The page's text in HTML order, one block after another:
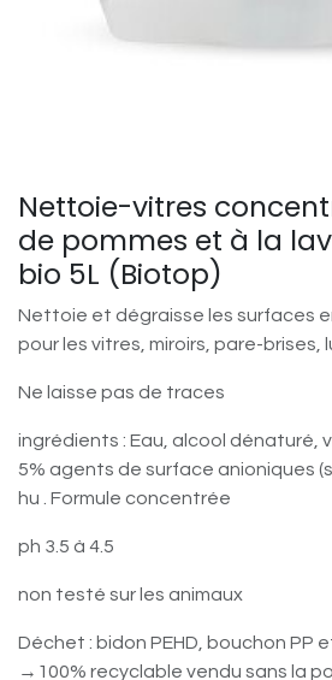
Nettoie-vitres
de pommes et à la
bio 5L (Biotop)
Nettoie et dégraisse les surfaces
pour les vitres, miroirs, pare-brises,
Ne laisse pas de traces
ingrédients : Eau, alcool dénaturé,
5% agents de surface anioniques
hu . Formule concentrée
ph 3.5 à 4.5
non testé sur les animaux
Déchet : bidon PEHD, bouchon PP
→100% recyclable vendu sans la